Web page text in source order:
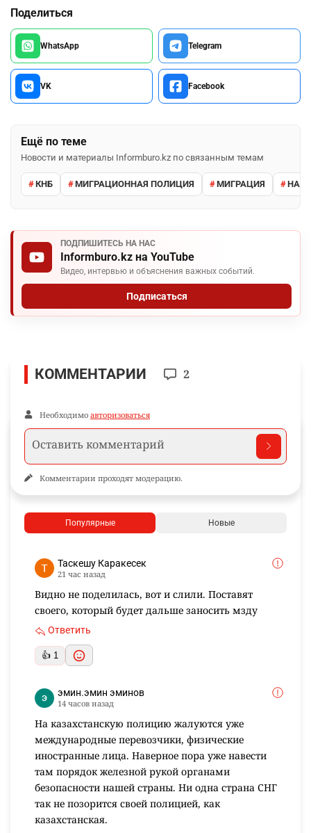
Поделиться
WhatsApp Telegram
VK Facebook
Ещё по теме
Новости и материалы Informburo.kz по связанным темам
КНБ МИГРАЦИОННАЯ ПОЛИЦИЯ МИГРАЦИЯ
ПОДПИШИТЕСЬ НА НАС
Informburo.kz на YouTube
Видео, интервью и объяснения важных событий.
Подписаться
КОММЕНТАРИИ 2
Необходимо авторизоваться
Комментарии проходят модерацию.
Популярные Новые
Таскешу Каракесек
21 час назад
Видно не поделилась, вот и слили. Поставят
своего, который будет дальше заносить мзду
Ответить
👍 1
эмин.эмин эминов
14 часов назад
На казахстанскую полицию жалуются уже
международные перевозчики, физические
иностранные лица. Наверное пора уже навести
там порядок железной рукой органами
безопасности нашей страны. Ни одна страна СНГ
так не позорится своей полицией, как
казахстанская.